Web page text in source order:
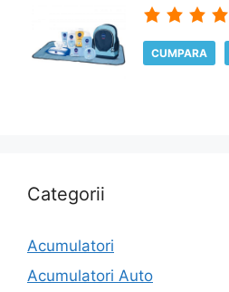
CUMPARA
Categorii
Acumulatori
Acumulatori Auto